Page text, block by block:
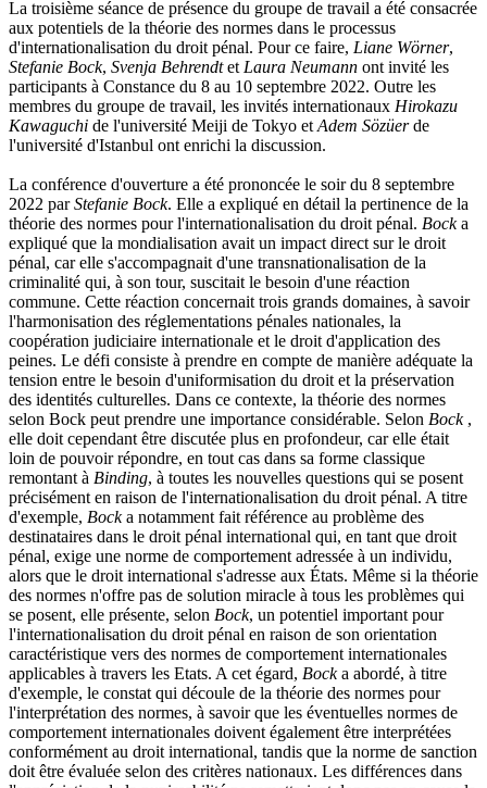
La troisième séance de présence du groupe de travail a été consacrée
aux potentiels de la théorie des normes dans le processus
d'internationalisation du droit pénal. Pour ce faire, Liane Wörner,
Stefanie Bock, Svenja Behrendtet Laura Neumann ont invité les
participants à Constance du 8 au 10 septembre 2022. Outre les
membres du groupe de travail, les invités internationaux Hirokazu
Kawaguchi de l'université Meiji de Tokyo et Adem Sözüerde
l'université d'Istanbul ont enrichi la discussion.
La conférence d'ouverture a été prononcée le soir du 8 septembre
2022 parStefanie Bock. Elle a expliqué en détail la pertinence de la
théorie des normes pour l'internationalisation du droit pénal. Bocka
expliqué que la mondialisation avait un impact direct sur le droit
pénal, car elle s'accompagnait d'une transnationalisation de la
criminalité qui, à son tour, suscitait le besoin d'une réaction
commune. Cette réaction concernait trois grands domaines, à savoir
l'harmonisation des réglementations pénales nationales, la
coopération judiciaire internationale et le droit d'application des
peines. Le défi consiste à prendre en compte de manière adéquate la
tension entre le besoin d'uniformisation du droit et la préservation
des identités culturelles. Dans ce contexte, la théorie des normes
selon Bock peut prendre une importance considérable. Selon Bock ,
elle doit cependant être discutée plus en profondeur, car elle était
loin de pouvoir répondre, en tout cas dans sa forme classique
remontant à Binding, à toutes les nouvelles questions qui se posent
précisément en raison de l'internationalisation du droit pénal. A titre
d'exemple, Bocka notamment fait référence au problème des
destinataires dans le droit pénal international qui, en tant que droit
pénal, exige une norme de comportement adressée à un individu,
alors que le droit international s'adresse aux États. Même si la théorie
des normes n'offre pas de solution miracle à tous les problèmes qui
se posent, elle présente, selon Bock, un potentiel important pour
l'internationalisation du droit pénal en raison de son orientation
caractéristique vers des normes de comportement internationales
applicables à travers les Etats. A cet égard, Bocka abordé, à titre
d'exemple, le constat qui découle de la théorie des normes pour
l'interprétation des normes, à savoir que les éventuelles normes de
comportement internationales doivent également être interprétées
conformément au droit international, tandis que la norme de sanction
doit être évaluée selon des critères nationaux. Les différences dans